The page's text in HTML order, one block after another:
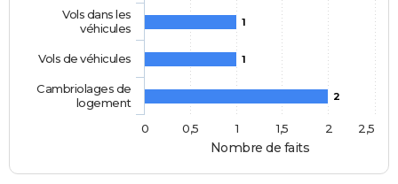
Nombre de faits
1
1
2
Vols dans les
véhicules
Vols de véhicules
Cambriolages de
logement
0
0,5 1 1,5 2 2,5